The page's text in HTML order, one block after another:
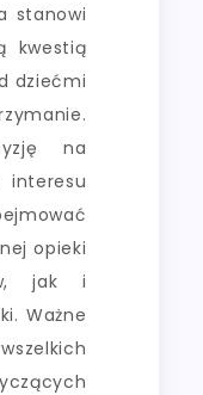
stanowi
kwestią
dziećmi
na
interesu
opieki
jak i
Ważne